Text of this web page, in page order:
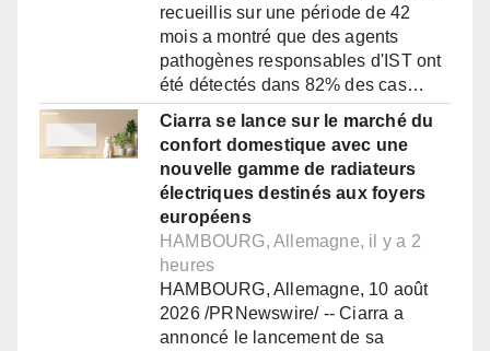
recueillis sur une période de 42
mois a montré que des agents
pathogènes responsables d'IST ont
été détectés dans 82% des cas…
Ciarra se lance sur le marché du
confort domestique avec une
nouvelle gamme de radiateurs
électriques destinés aux foyers
européens
HAMBOURG, Allemagne, il y a 2
heures
HAMBOURG, Allemagne, 10 août
2026 /PRNewswire/ -- Ciarra a
annoncé le lancement de sa